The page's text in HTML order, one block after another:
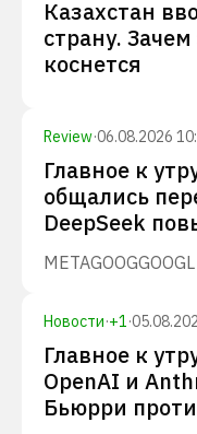
Казахстан
страну.
коснется
Review·06.08.2026
Главное к
общались
DeepSeek
METAGOOGGOOGL
Новости·+1·
Главное к
OpenAI и
Бьюрри